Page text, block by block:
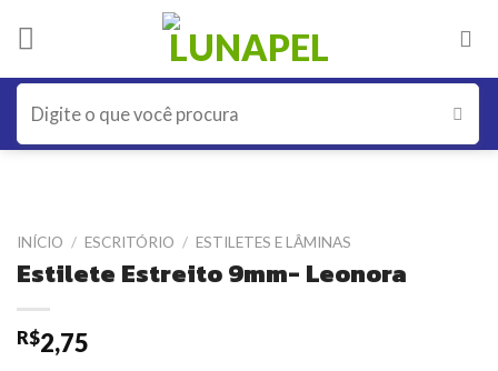
Pesquisar
por:
INÍCIO / ESCRITÓRIO / ESTILETES E LÂMINAS
Estilete Estreito 9mm- Leonora
R$2,75